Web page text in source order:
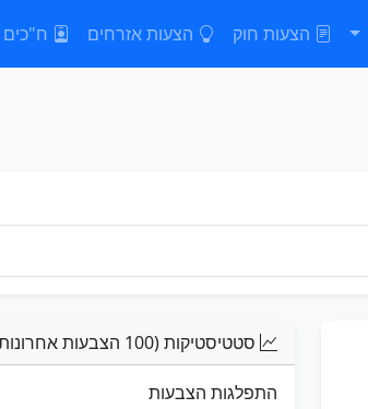
הצעות חוק הצעות אזרחים ח"כים
סטטיסטיקות (100 הצבעות אחרונות)
התפלגות הצבעות